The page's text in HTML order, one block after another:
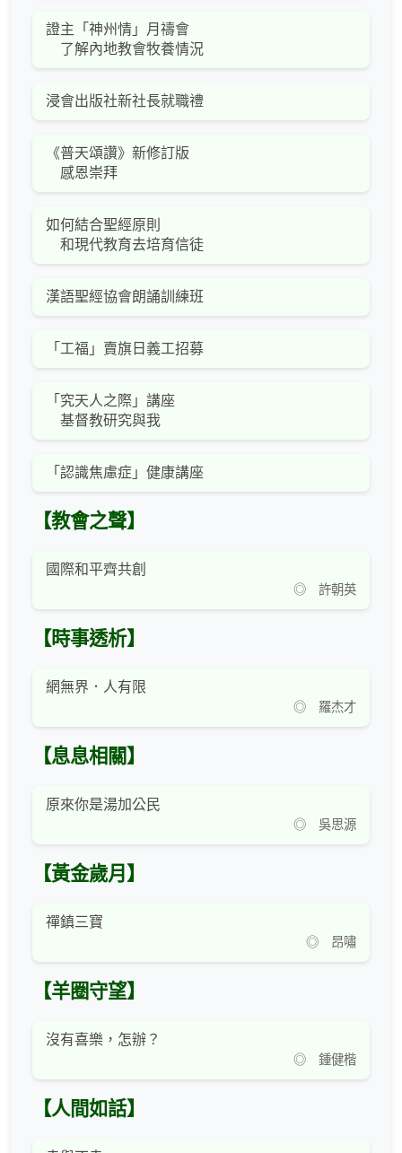
證主「神州情」月禱會
了解內地教會牧養情況
浸會出版社新社長就職禮
《普天頌讚》新修訂版
感恩崇拜
如何結合聖經原則
和現代教育去培育信徒
漢語聖經協會朗誦訓練班
「工福」賣旗日義工招募
「究天人之際」講座
基督教研究與我
「認識焦慮症」健康講座
【教會之聲】
國際和平齊共創
◎ 許朝英
【時事透析】
網無界．人有限
◎ 羅杰才
【息息相關】
原來你是湯加公民
◎ 吳思源
【黃金歲月】
禪鎮三寶
◎ 昂嘯
【羊圈守望】
沒有喜樂，怎辦？
◎ 鍾健楷
【人間如話】